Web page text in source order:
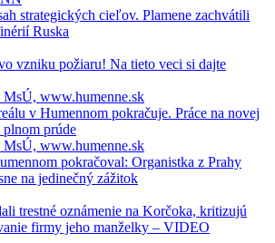
strategických cieľov. Plamene zachvátili
Ruska
vzniku požiaru! Na tieto veci si dajte
v Humennom pokračuje. Práce na novej
plnom prúde
pokračoval: Organistka z Prahy
na jedinečný zážitok
trestné oznámenie na Korčoka, kritizujú
firmy jeho manželky – VIDEO